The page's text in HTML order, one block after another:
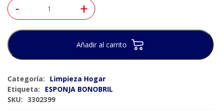
- +
Añadir al carrito
Categoría:
Limpieza Hogar
Etiqueta:
ESPONJA BONOBRIL
SKU: 3302399